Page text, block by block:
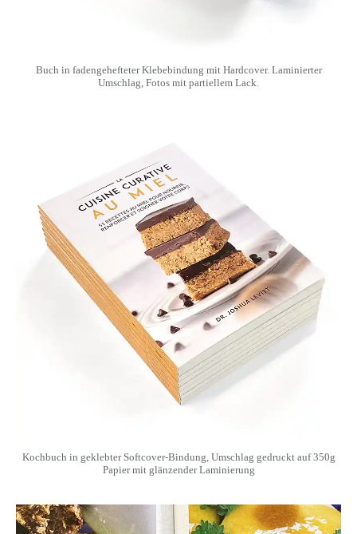
Buch in fadengehefteter Klebebindung mit Hardcover. Laminierter
Umschlag, Fotos mit partiellem Lack.
Kochbuch in geklebter Softcover-Bindung, Umschlag gedruckt auf 350g
Papier mit glänzender Laminierung